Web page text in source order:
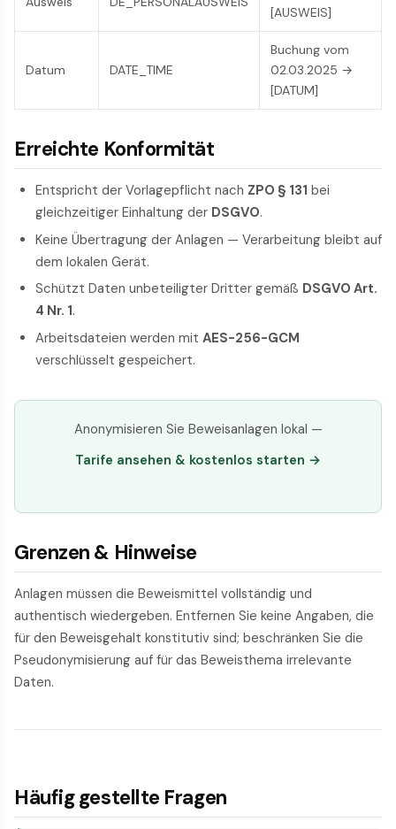
[AUSWEIS]
Datum DATE_TIME
Buchung vom
02.03.2025 →
[DATUM]
Erreichte Konformität
Entspricht der Vorlagepflicht nach ZPO § 131 bei
gleichzeitiger Einhaltung der DSGVO.
Keine Übertragung der Anlagen — Verarbeitung bleibt auf
dem lokalen Gerät.
Schützt Daten unbeteiligter Dritter gemäß DSGVO Art.
4 Nr. 1.
Arbeitsdateien werden mit AES-256-GCM
verschlüsselt gespeichert.
Anonymisieren Sie Beweisanlagen lokal —
Tarife ansehen & kostenlos starten →
Grenzen & Hinweise
Anlagen müssen die Beweismittel vollständig und
authentisch wiedergeben. Entfernen Sie keine Angaben, die
für den Beweisgehalt konstitutiv sind; beschränken Sie die
Pseudonymisierung auf für das Beweisthema irrelevante
Daten.
Häufig gestellte Fragen